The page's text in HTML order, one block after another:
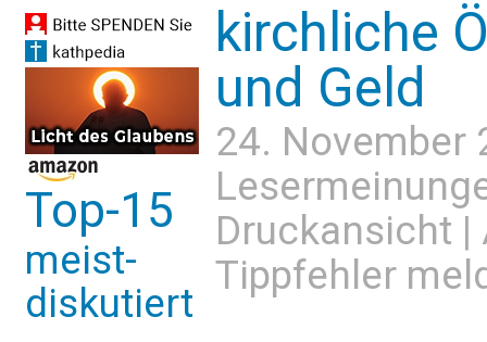
Top-15
meist-
diskutiert
kirchliche
und Geld
24. November
Druckansicht |
Tippfehler